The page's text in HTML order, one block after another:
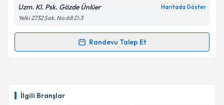
İlgili Branşlar
Metni'ni okudum ve kişisel verilerimin belirtilen
kapsamda işlenmesini kabul ediyorum.
Takvim Talebini Gönder
Uzm. Kl. Psk. Gözde Ünlüer Haritada Göster
Yelki 2732 Sok. No:68 D:3
Randevu Talep Et
Randevu Takvimi Talebi
için bir takvim hazırlandığında e-posta ile